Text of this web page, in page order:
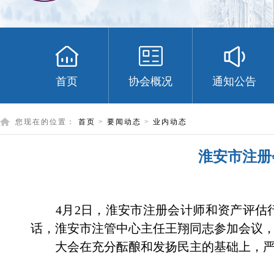
首页 协会概况 通知公告
您现在的位置： 首页 > 要闻动态 > 业内动态
淮安市注
4月 2 日，淮安市注册会计师和资产评
话 ， 淮安市注管中心主任王翔同志参加会议
大会在充分酝酿和发扬民主的基础上，